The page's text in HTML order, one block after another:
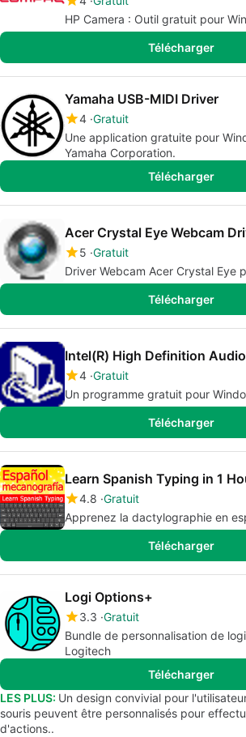
HP Camera : Outil gratuit pour
Télécharger
Yamaha USB-MIDI Driver
4 Gratuit
Une application gratuite pour
Yamaha Corporation.
Télécharger
Acer Crystal Eye Webcam
5 Gratuit
Driver Webcam Acer Crystal Eye
Télécharger
Intel(R) High Definition
4 Gratuit
Un programme gratuit pour
Télécharger
Learn Spanish Typing in 1
4.8 Gratuit
Apprenez la dactylographie en
Télécharger
Logi Options+
3.3 Gratuit
Bundle de personnalisation de
Logitech
Télécharger
LES PLUS: Un design convivial pour
souris peuvent être personnalisés pour
d'actions..